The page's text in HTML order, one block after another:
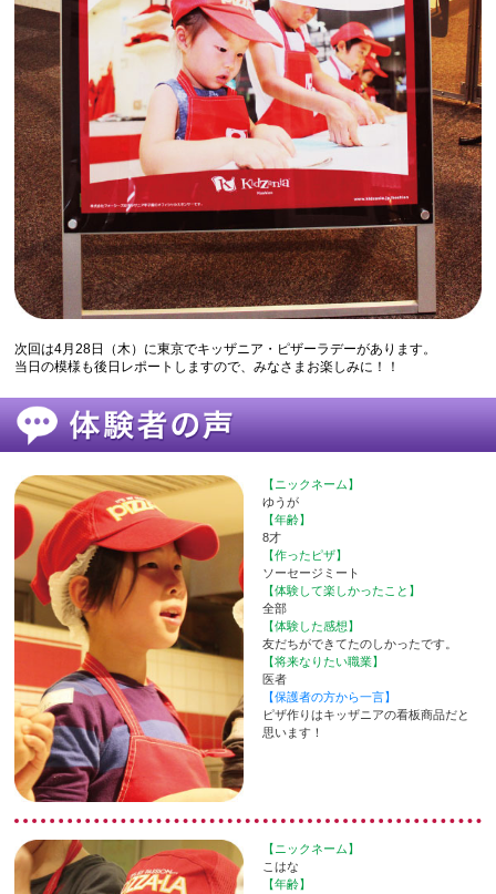
次回は4月28日（木）に東京でキッザニア・ピザーラデーがあります。
当日の模様も後日レポートしますので、みなさまお楽しみに！！
【ニックネーム】
ゆうが
【年齢】
8才
【作ったピザ】
ソーセージミート
【体験して楽しかったこと】
全部
【体験した感想】
友だちができてたのしかったです。
【将来なりたい職業】
医者
【保護者の方から一言】
ピザ作りはキッザニアの看板商品だと
思います！
【ニックネーム】
こはな
【年齢】